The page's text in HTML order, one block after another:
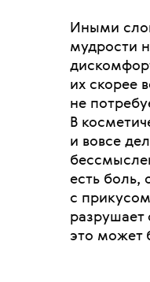
Иными
мудрости
их скорее
не
В
и вовсе
есть боль,
с
разрушает
это может